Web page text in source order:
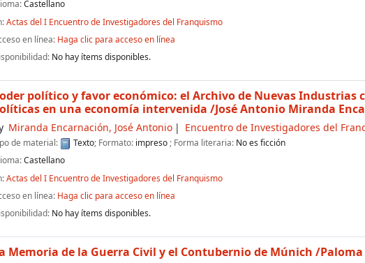
Castellano
Actas del I Encuentro de Investigadores del Franquismo
en línea: Haga clic para acceso en línea
No hay ítems disponibles.
político y favor económico: el Archivo de Nuevas Industrias
en una economía intervenida /José Antonio Miranda
Miranda Encarnación, José Antonio Encuentro de Investigadores del
de material: Texto; Formato: impreso; Forma literaria: No es ficción
Castellano
Actas del I Encuentro de Investigadores del Franquismo
en línea: Haga clic para acceso en línea
No hay ítems disponibles.
Memoria de la Guerra Civil y el Contubernio de Múnich /